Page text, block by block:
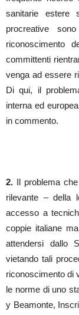
sanitarie estere
procreative
riconoscimento
committenti
venga ad essere
Di qui, il
interna ed
in commento.
2. Il problema
rilevante – della
accesso a
coppie italiane
attendersi dallo
vietando tali
riconoscimento di
le norme di uno
y Beamonte,